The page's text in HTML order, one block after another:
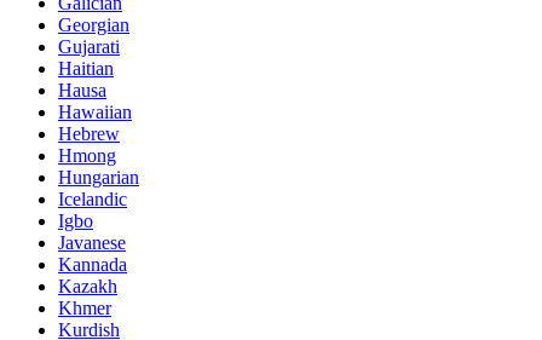
Georgian
Gujarati
Haitian
Hausa
Hawaiian
Hebrew
Hmong
Hungarian
Icelandic
Igbo
Javanese
Kannada
Kazakh
Khmer
Kurdish